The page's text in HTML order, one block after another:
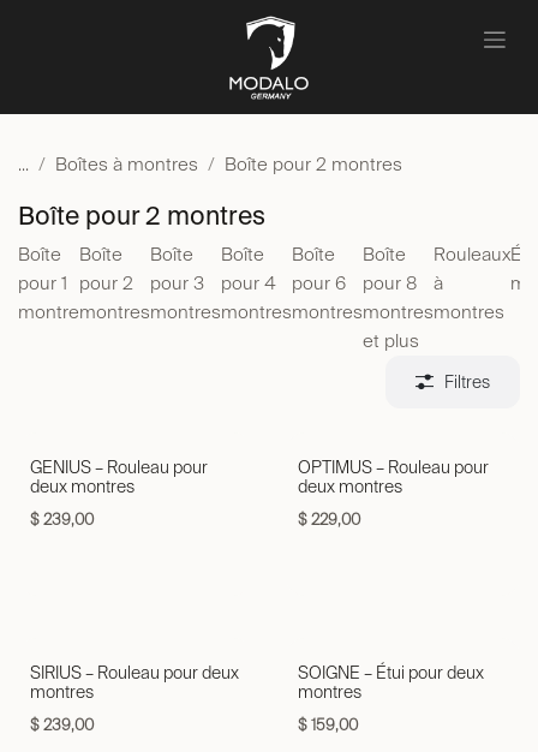
... Boîtes à montres Boîte pour 2 montres
Boîte pour 2 montres
Boîte
pour 1
montre
Boîte
pour 2
montres
Boîte
pour 3
montres
Boîte
pour 4
montres
Boîte
pour 6
montres
Boîte
pour 8
montres
et plus
Rouleaux
à
montres
Filtres
GENIUS – Rouleau pour
deux montres
$239,00
OPTIMUS – Rouleau pour
deux montres
$229,00
SIRIUS – Rouleau pour deux
montres
$239,00
SOIGNE – Étui pour deux
montres
$159,00